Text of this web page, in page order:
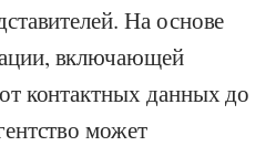
На основе
включающей
контактных данных до
может